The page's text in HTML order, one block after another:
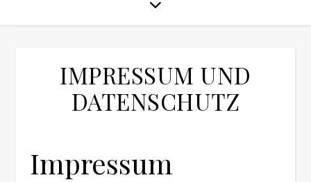
IMPRESSUM UND
DATENSCHUTZ
Impressum